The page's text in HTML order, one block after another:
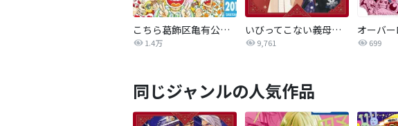
こちら葛飾区亀有公園前派出所
1.4万
いびってこない義母と義姉
9,761 699
同じジャンルの人気作品